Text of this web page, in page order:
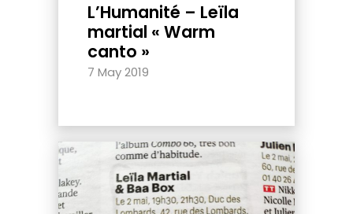
L’Humanité – Leïla
martial « Warm
canto »
7 May 2019